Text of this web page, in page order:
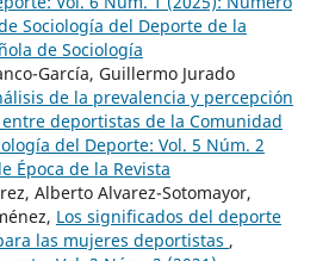
Sociología del Deporte de la
de Sociología
García, Guillermo Jurado
de la prevalencia y percepción
deportistas de la Comunidad
del Deporte: Vol. 5 Núm. 2
Época de la Revista
Alberto Alvarez-Sotomayor,
Los significados del deporte
las mujeres deportistas ,